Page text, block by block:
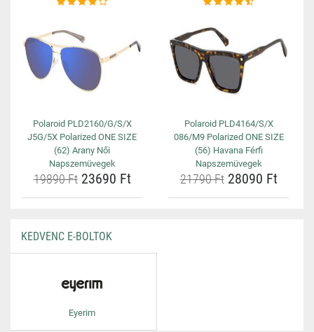
Polaroid PLD2160/G/S/X
J5G/5X Polarized ONE SIZE
(62) Arany Női
Napszemüvegek
19890 Ft23690 Ft
Polaroid PLD4164/S/X
086/M9 Polarized ONE SIZE
(56) Havana Férfi
Napszemüvegek
21790 Ft28090 Ft
KEDVENC E-BOLTOK
Eyerim